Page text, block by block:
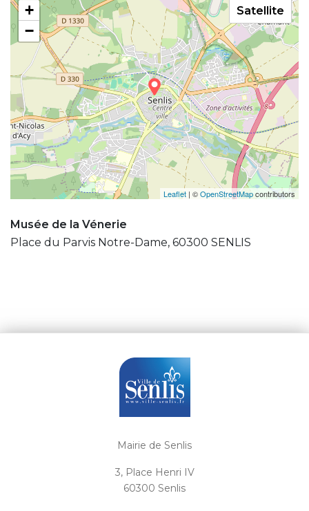
+
−
Leaflet | ©OpenStreetMapcontributors
Satellite
Musée de la Vénerie
Place du Parvis Notre-Dame, 60300 SENLIS
Mairie de Senlis
3, Place Henri IV
60300 Senlis